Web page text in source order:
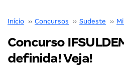
Início ›› Concursos ›› Sudeste ››
Concurso
definida! Veja!